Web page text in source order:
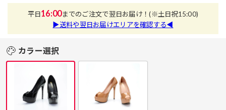
平日16:00までのご注文で翌日お届け！(※土日祝15:00)
▶送料や翌日お届けエリアを確認する◀
カラー選択